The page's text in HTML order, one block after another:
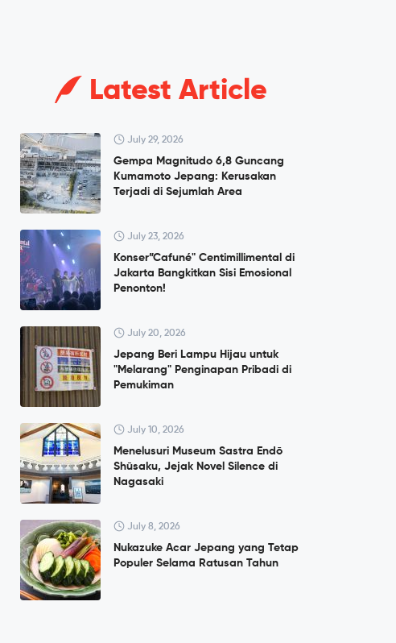
Latest Article
July 29, 2026
Gempa Magnitudo 6,8 Guncang
Kumamoto Jepang: Kerusakan
Terjadi di Sejumlah Area
July 23, 2026
Konser”Cafuné" Centimillimental di
Jakarta Bangkitkan Sisi Emosional
Penonton!
July 20, 2026
Jepang Beri Lampu Hijau untuk
"Melarang" Penginapan Pribadi di
Pemukiman
July 10, 2026
Menelusuri Museum Sastra Endō
Shūsaku, Jejak Novel Silence di
Nagasaki
July 8, 2026
Nukazuke Acar Jepang yang Tetap
Populer Selama Ratusan Tahun